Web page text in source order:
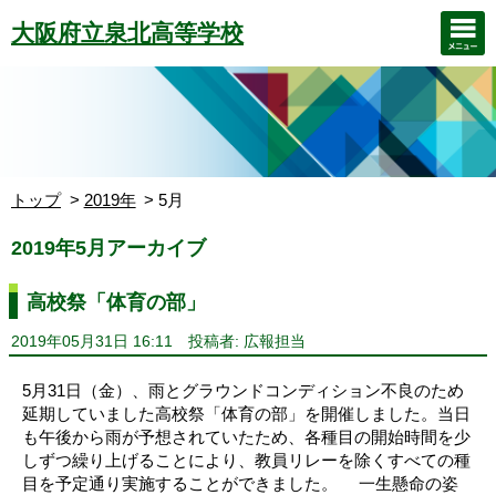
大阪府立泉北高等学校
トップ 2019年 5月
2019年5月アーカイブ
高校祭「体育の部」
2019年05月31日 16:11 投稿者: 広報担当
5月31日（金）、雨とグラウンドコンディション不良のため
延期していました高校祭「体育の部」を開催しました。当日
も午後から雨が予想されていたため、各種目の開始時間を少
しずつ繰り上げることにより、教員リレーを除くすべての種
目を予定通り実施することができました。 一生懸命の姿